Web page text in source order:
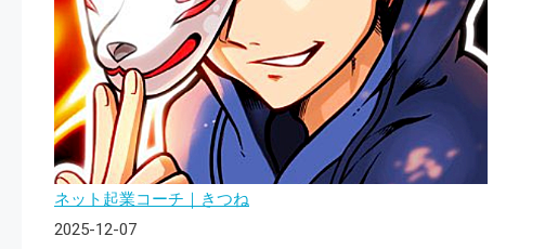
ネット起業コーチ｜きつね
2025-12-07